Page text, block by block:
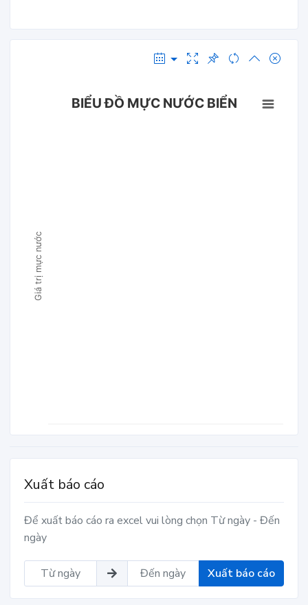
Giá trị mực nước
BIỂU ĐỒ MỰC NƯỚC BIỂN
Xuất báo cáo
Để xuất báo cáo ra excel vui lòng chọn Từ ngày - Đến
ngày
Xuất báo cáo